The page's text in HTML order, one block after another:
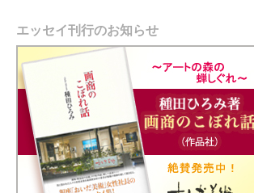
エッセイ刊行のお知らせ